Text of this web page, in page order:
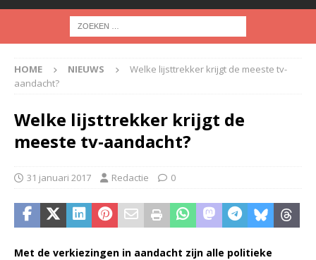
HOME NIEUWS
Welke lijsttrekker krijgt de meeste tv-
aandacht?
Welke lijsttrekker krijgt de
meeste tv-aandacht?
31 januari 2017 Redactie 0
Met de verkiezingen in aandacht zijn alle politieke